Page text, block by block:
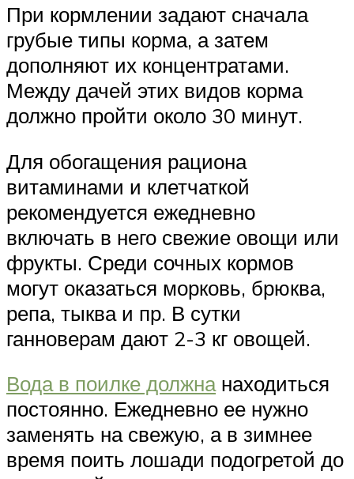
При кормлении задают сначала
грубые типы корма, а затем
дополняют их концентратами.
Между дачей этих видов корма
должно пройти около 30 минут.
Для обогащения рациона
витаминами и клетчаткой
рекомендуется ежедневно
включать в него свежие овощи или
фрукты. Среди сочных кормов
могут оказаться морковь, брюква,
репа, тыква и пр. В сутки
ганноверам дают 2-3 кг овощей.
Вода в поилке должнанаходиться
постоянно. Ежедневно ее нужно
заменять на свежую, а в зимнее
время поить лошади подогретой до